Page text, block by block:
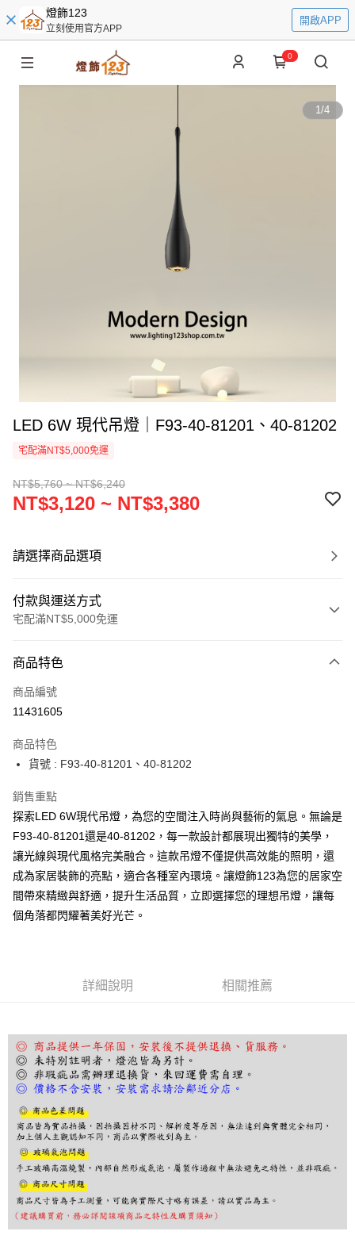
燈飾123
立刻使用官方APP
開啟APP
0
1/4
LED 6W 現代吊燈｜F93-40-81201、40-81202
宅配滿NT$5,000免運
NT$5,760 ~ NT$6,240
NT$3,120 ~ NT$3,380
請選擇商品選項
付款與運送方式
宅配滿NT$5,000免運
信用卡一次付款
LINE Pay
街口支付
悠遊付
Google Pay
全盈+PAY
AFTEE先享後付
相關說明
【關於「AFTEE先享後付」】
３．安心：先確認商品／服務後，再付款。
結帳頁面，進行簡訊認證並確認金額後，即可完成結帳。
２．訂單成立數日內，您將收到繳費通知簡訊。
３．收到繳費通知簡訊後14天內，點擊此簡訊中的連結，可透過四大超商／
ATM／網路銀行／等多元方式進行付款，方視為交易完成。
購買商品的店家。未經商家同意取消之訂單仍視為有效，需透過AFTEE先享
後付繳納相關費用。
※ 交易是否成功請以「AFTEE先享後付 」之結帳頁面顯示為準，若有關於
是否繳費成功／繳費後需取消欲退款等相關疑問，請聯繫「AFTEE先享後付
客戶支援中心」 https://netprotections.freshdesk.com/support/home
【注意事項】
１．透過由恩沛科技股份有限公司提供之「AFTEE先享後付」服務完成之交
易，需依本服務之必要範圍內提供個人資料，並將交易相關給付款項請求債
商品特色
商品編號
11431605
商品特色
貨號 : F93-40-81201、40-81202
銷售重點
探索LED 6W現代吊燈，為您的空間注入時尚與藝術的氣息。無論是
F93-40-81201還是40-81202，每一款設計都展現出獨特的美學，
讓光線與現代風格完美融合。這款吊燈不僅提供高效能的照明，還
成為家居裝飾的亮點，適合各種室內環境。讓燈飾123為您的居家空
間帶來精緻與舒適，提升生活品質，立即選擇您的理想吊燈，讓每
個角落都閃耀著美好光芒。
詳細說明 相關推薦